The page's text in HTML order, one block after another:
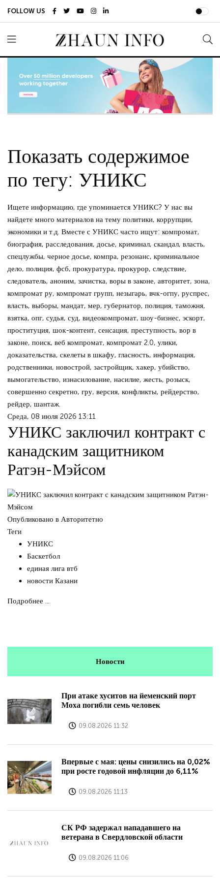
FOLLOW US
Показать содержимое
по тегу: УНИКС
Ищете информацию, где упоминается УНИКС? У нас вы
найдете много материалов на тему политики, коррупции,
экономики и т.д. Вместе с УНИКС часто ищут: компромат,
биография, расследования, досье, криминал, скандал, власть,
спецлужбы, черное досье, компра, резонанс, криминальное
дело, полиция, фсб, прокуратура, прокурор, следствие,
следователь, аноним, зачистка, воры в законе, авторитет, зона,
компромат ру, компромат групп, незыгарь, вчк-огпу, руспрес,
власть, выборы, мандат, мер, губернатор, полиция, таможня,
взятка, опг, судья, суд, видеокомпромат, шоу-бизнес, эскорт,
проституция, шок-контент, сенсация, преступность, вор в
законе, поиск, веб компромат, компромат 2.0, улики,
доказательства, скелеты в шкафу, гласность, информация,
родственники, новострой, застройщик, хакер, убийство,
вымогательство, изнасилование, насилие, жесть, розыск,
совершенно секретно, гру, версия, конфликты, рейдерство,
рейдер, шантаж.
Среда, 08 июля 2026 13:11
УНИКС заключил контракт с
канадским защитником
Ратэн-Мэйсом
Опубликовано в Авторитетно
Теги
УНИКС
Баскетбол
единая лига втб
новости Казани
Подробнее ...
Новости
При атаке хуситов на йеменский порт
Моха погибли семь человек
09.08.2026 11:32
Впервые с мая: цены снизились на 0,02%
при росте годовой инфляции до 6,11%
09.08.2026 11:13
СК РФ задержал нападавшего на
ветерана в Свердловской области
09.08.2026 11:06